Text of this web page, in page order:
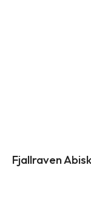
Fjallraven